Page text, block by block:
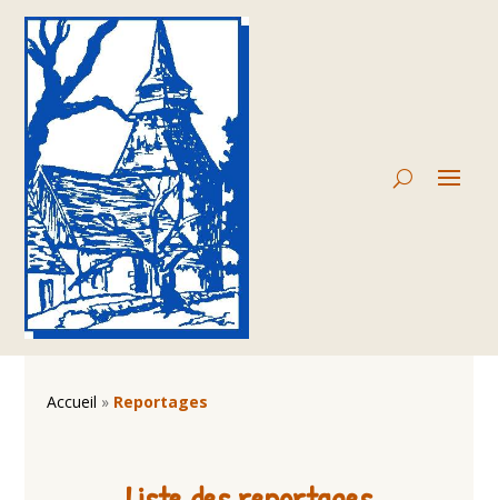
Accueil » Reportages